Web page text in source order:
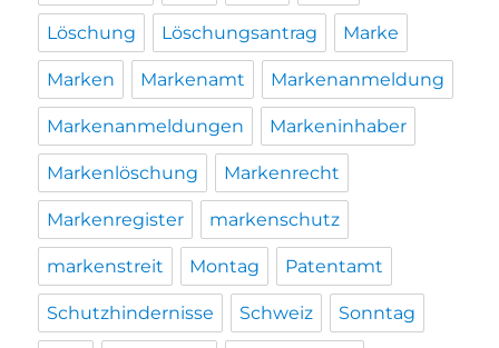
Löschung Löschungsantrag Marke
Marken Markenamt Markenanmeldung
Markenanmeldungen Markeninhaber
Markenlöschung Markenrecht
Markenregister markenschutz
markenstreit Montag Patentamt
Schutzhindernisse Schweiz Sonntag